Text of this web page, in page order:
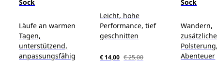
Sock
Läufe an warmen
Tagen,
unterstützend,
anpassungsfähig
Leicht, hohe
Performance, tief
geschnitten
€ 14,00 € 25,00
Sock
Wandern,
zusätzliche
Abenteuer